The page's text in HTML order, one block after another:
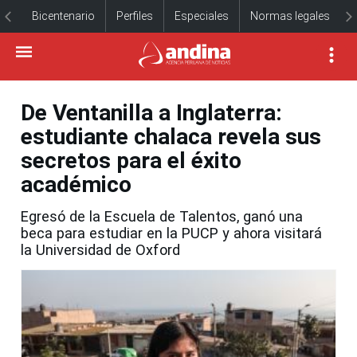
Bicentenario Perfiles Especiales Normas legales
De Ventanilla a Inglaterra:
estudiante chalaca revela sus
secretos para el éxito
académico
Egresó de la Escuela de Talentos, ganó una
beca para estudiar en la PUCP y ahora visitará
la Universidad de Oxford